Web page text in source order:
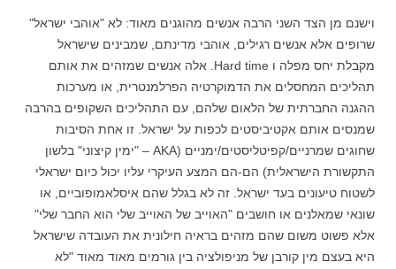
וישנם מן הצד השני הרבה אנשים מהוגנים מאוד: לא "אוהבי ישראל"
שרופים אלא אנשים רגילים, אוהבי מדינתם, שמבינים שישראל
מקבלת יחס מפלה ו Hard time. אלה אנשים שמזהים את אותם
תהליכים המחסלים את הדמוקרטיה הפרלמנטרית, או מערכות
ההגנה החברתית של הלאום שלהם, עם התהליכים השקופים בהרבה
שמנסים אותם אקטיביסטים לכפות על ישראל. זו אחת הסיבות
שחוגים שמרניים/קפיטליסטים/ימניים (AKA – "ימין קיצוני" בלשון
התקשורת הישראלית) הם-הם המצע העיקרי עליו יכול כיום ישראלי
לשטוח טיעונים בעד ישראל. זה לא בגלל שהם איסלאמופוביים, או
שונאי שמאלנים או חושבים "האוייב של האוייב שלי הוא החבר שלי"
אלא פשוט משום שהם מזהים בראיה חילונית את העובדה שישראל
היא בעצם מין קורבן של מניפולציה בין גורמים מאוד מאוד "לא